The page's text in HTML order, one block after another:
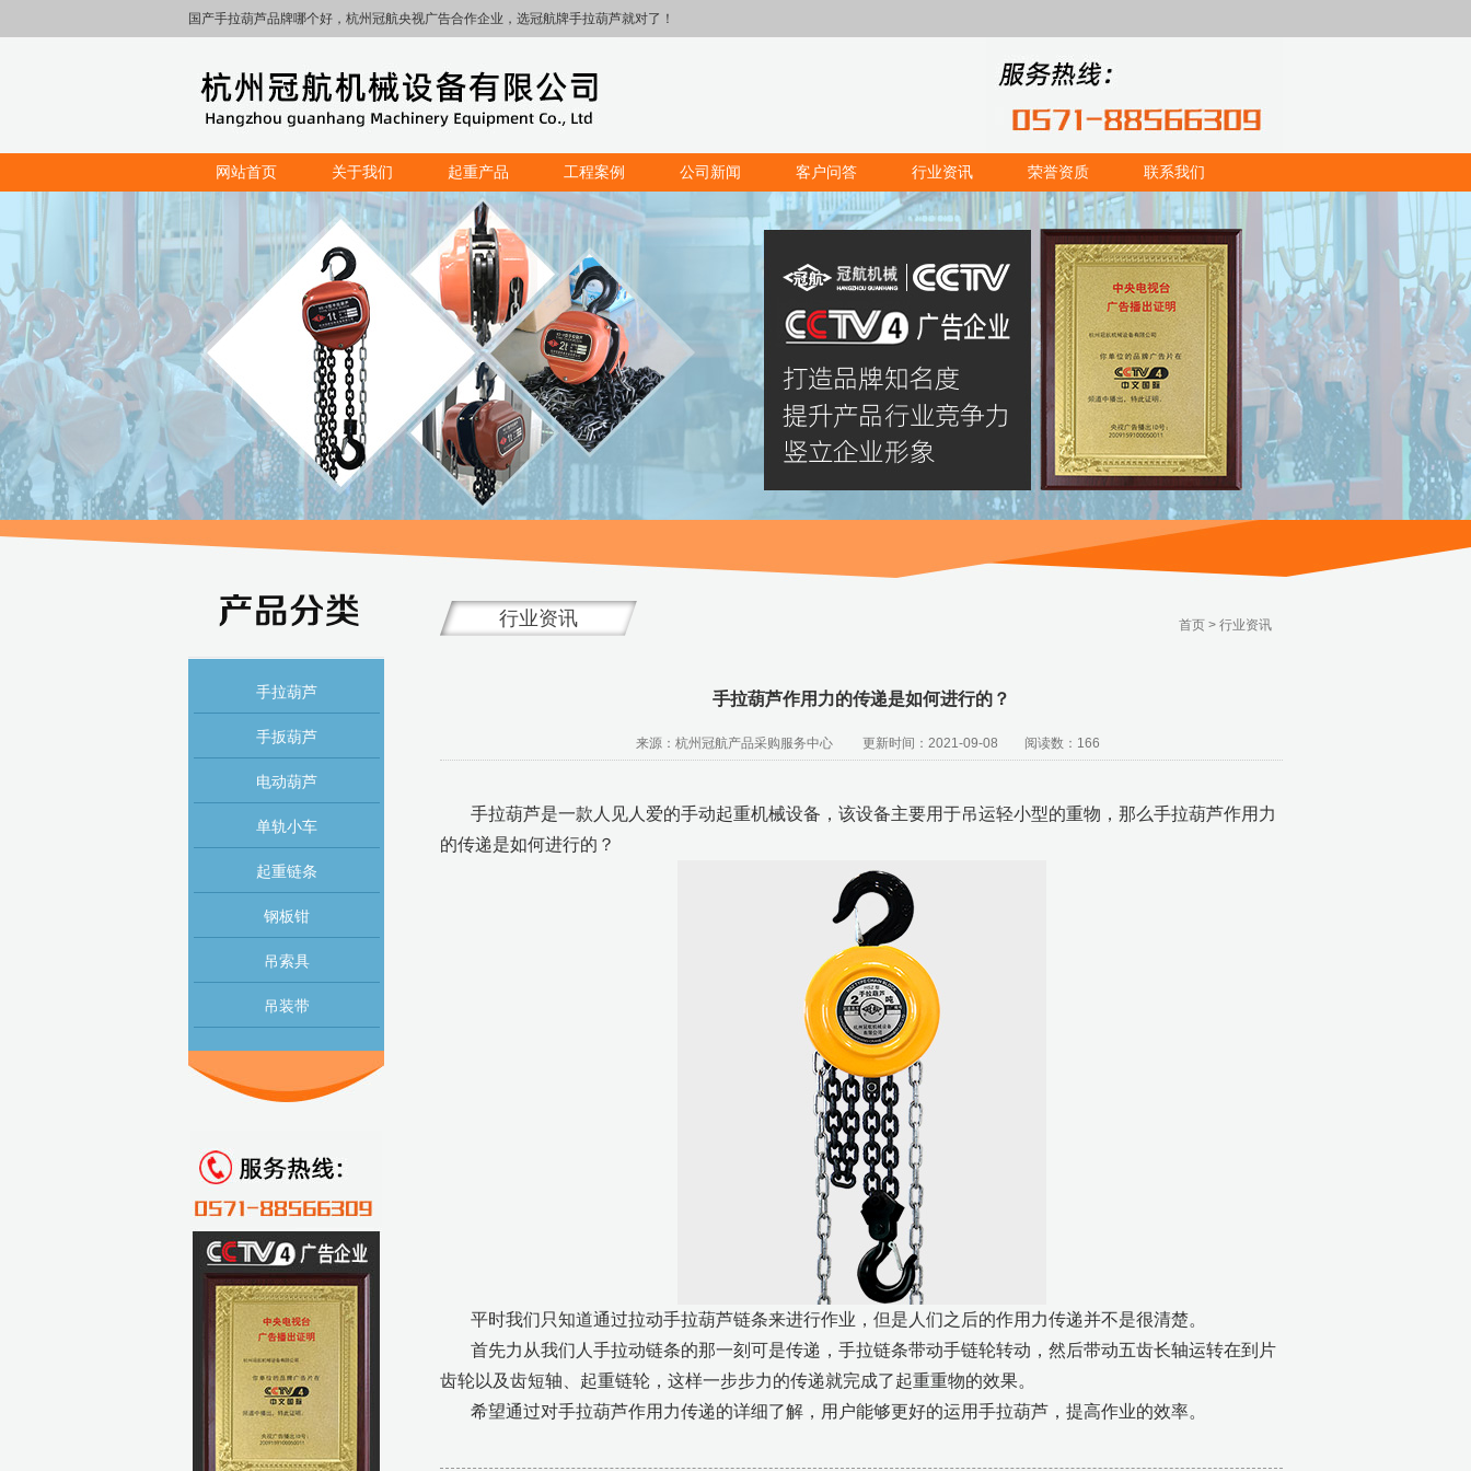
国产手拉葫芦品牌哪个好，杭州冠航央视广告合作企业，选冠航牌手拉葫芦就对了！
网站首页 关于我们 起重产品 工程案例 公司新闻 客户问答 行业资讯 荣誉资质 联系我们
手拉葫芦
手扳葫芦
电动葫芦
单轨小车
起重链条
钢板钳
吊索具
吊装带
行业资讯 首页 > 行业资讯
手拉葫芦作用力的传递是如何进行的？
来源：杭州冠航产品采购服务中心 更新时间：2021-09-08 阅读数：166
手拉葫芦是一款人见人爱的手动起重机械设备，该设备主要用于吊运轻小型的重物，那么手拉葫芦作用力
的传递是如何进行的？
平时我们只知道通过拉动手拉葫芦链条来进行作业，但是人们之后的作用力传递并不是很清楚。
首先力从我们人手拉动链条的那一刻可是传递，手拉链条带动手链轮转动，然后带动五齿长轴运转在到片
齿轮以及齿短轴、起重链轮，这样一步步力的传递就完成了起重重物的效果。
希望通过对手拉葫芦作用力传递的详细了解，用户能够更好的运用手拉葫芦，提高作业的效率。